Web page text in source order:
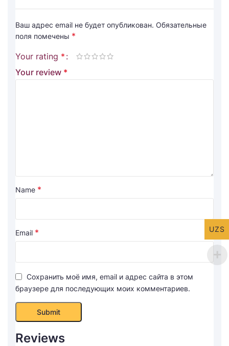
Reviews
Ваш адрес email не будет опубликован. Обязательные
поля помечены *
Your rating *
Your review *
Name *
Email *
Сохранить моё имя, email и адрес сайта в этом
браузере для последующих моих комментариев.
UZS